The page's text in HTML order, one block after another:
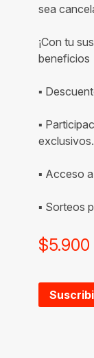
sea
¡Con tu
beneficios
▪
▪
exclusivos.
▪ Acceso
▪ Sorteos
$5.900